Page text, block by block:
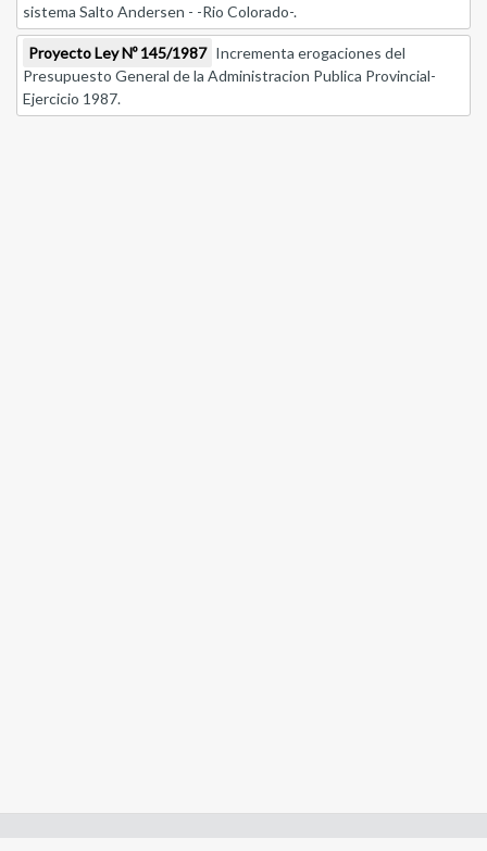
sistema Salto Andersen - -Rio Colorado-.
Proyecto Ley Nº 145/1987 Incrementa erogaciones del
Presupuesto General de la Administracion Publica Provincial-
Ejercicio 1987.